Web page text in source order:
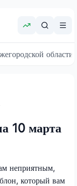
области
10 марта
неприятным,
который вам